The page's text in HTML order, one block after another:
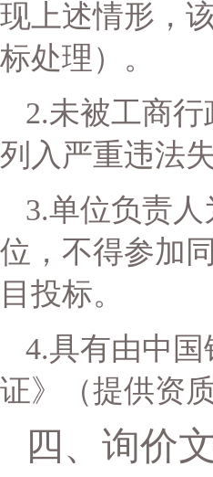
现上述情形，
标处理） 。
2.未被工商
列入严重违法
3.单位负责
位，不得参加
目投标。
4.具有由中
证》
（提供资
四、 询价